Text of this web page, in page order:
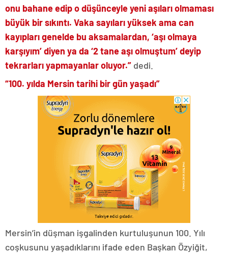
onu bahane edip o düşünceyle yeni aşıları olmaması
büyük bir sıkıntı. Vaka sayıları yüksek ama can
kayıpları genelde bu aksamalardan, ‘aşı olmaya
karşıyım’ diyen ya da ‘2 tane aşı olmuştum’ deyip
tekrarları yapmayanlar oluyor.” dedi.
“100. yılda Mersin tarihi bir gün yaşadı”
Mersin’in düşman işgalinden kurtuluşunun 100. Yılı
coşkusunu yaşadıklarını ifade eden Başkan Özyiğit,